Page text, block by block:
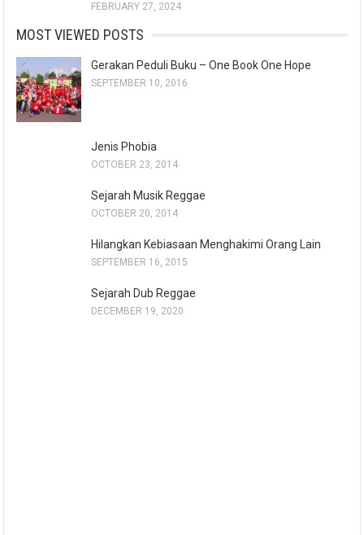
FEBRUARY 27, 2024
MOST VIEWED POSTS
Gerakan Peduli Buku – One Book One Hope
SEPTEMBER 10, 2016
Jenis Phobia
OCTOBER 23, 2014
Sejarah Musik Reggae
OCTOBER 20, 2014
Hilangkan Kebiasaan Menghakimi Orang Lain
SEPTEMBER 16, 2015
Sejarah Dub Reggae
DECEMBER 19, 2020